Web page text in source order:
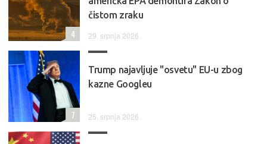
čistom zraku
29. srpnja 2026.
4
Trump najavljuje "osvetu" EU-u zbog
kazne Googleu
25. srpnja 2026.
7